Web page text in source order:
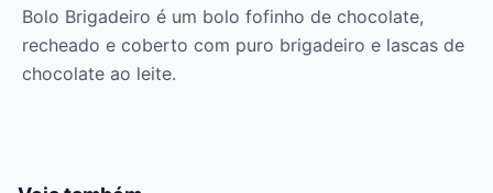
Bolo Brigadeiro é um bolo fofinho de chocolate,
recheado e coberto com puro brigadeiro e lascas de
chocolate ao leite.